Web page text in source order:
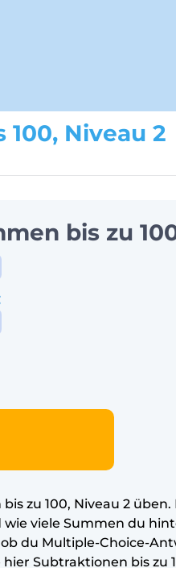
Niveau 2
bis zu
zu 100, Niveau 2 üben.
viele Summen du
du Multiple-Choice-
Subtraktionen bis zu